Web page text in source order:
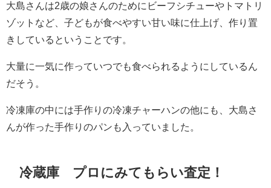
大島さんは2歳の娘さんのためにビーフシチューやトマトリ
ゾットなど、子どもが食べやすい甘い味に仕上げ、作り置
きしているということです。
大量に一気に作っていつでも食べられるようにしているん
だそう。
冷凍庫の中には手作りの冷凍チャーハンの他にも、大島さ
んが作った手作りのパンも入っていました。
冷蔵庫 プロにみてもらい査定！